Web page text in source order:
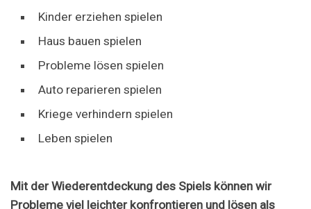
Kinder erziehen spielen
Haus bauen spielen
Probleme lösen spielen
Auto reparieren spielen
Kriege verhindern spielen
Leben spielen
Mit der Wiederentdeckung des Spiels können wir
Probleme viel leichter konfrontieren und lösen als